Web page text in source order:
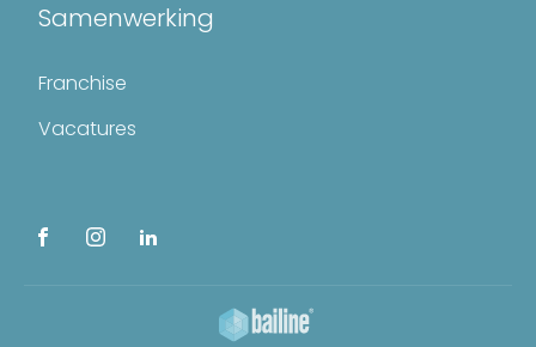
Samenwerking
Franchise
Vacatures